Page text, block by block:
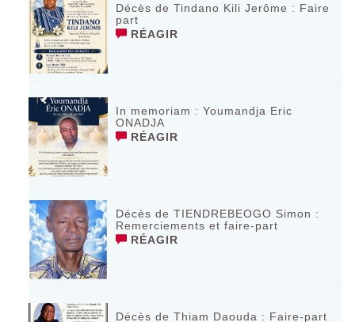
Décès de Tindano Kili Jerôme : Faire
part
RÉAGIR
In memoriam : Youmandja Eric
ONADJA
RÉAGIR
Décès de TIENDREBEOGO Simon :
Remerciements et faire-part
RÉAGIR
Décès de Thiam Daouda : Faire-part